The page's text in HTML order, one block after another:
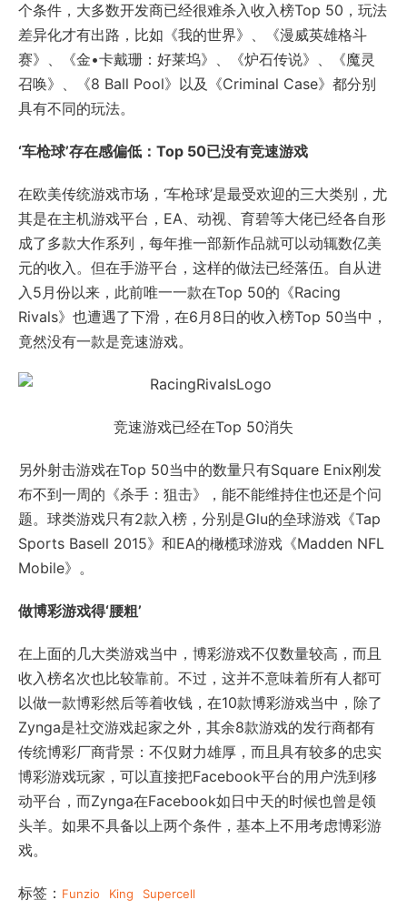
个条件，大多数开发商已经很难杀入收入榜Top 50，玩法
差异化才有出路，比如《我的世界》、《漫威英雄格斗
赛》、《金•卡戴珊：好莱坞》、《炉石传说》、《魔灵
召唤》、《8 Ball Pool》以及《Criminal Case》都分别
具有不同的玩法。
‘车枪球’存在感偏低：Top 50已没有竞速游戏
在欧美传统游戏市场，‘车枪球’是最受欢迎的三大类别，尤
其是在主机游戏平台，EA、动视、育碧等大佬已经各自形
成了多款大作系列，每年推一部新作品就可以动辄数亿美
元的收入。但在手游平台，这样的做法已经落伍。自从进
入5月份以来，此前唯一一款在Top 50的《Racing
Rivals》也遭遇了下滑，在6月8日的收入榜Top 50当中，
竟然没有一款是竞速游戏。
竞速游戏已经在Top 50消失
另外射击游戏在Top 50当中的数量只有Square Enix刚发
布不到一周的《杀手：狙击》，能不能维持住也还是个问
题。球类游戏只有2款入榜，分别是Glu的垒球游戏《Tap
Sports Basell 2015》和EA的橄榄球游戏《Madden NFL
Mobile》。
做博彩游戏得‘腰粗’
在上面的几大类游戏当中，博彩游戏不仅数量较高，而且
收入榜名次也比较靠前。不过，这并不意味着所有人都可
以做一款博彩然后等着收钱，在10款博彩游戏当中，除了
Zynga是社交游戏起家之外，其余8款游戏的发行商都有
传统博彩厂商背景：不仅财力雄厚，而且具有较多的忠实
博彩游戏玩家，可以直接把Facebook平台的用户洗到移
动平台，而Zynga在Facebook如日中天的时候也曾是领
头羊。如果不具备以上两个条件，基本上不用考虑博彩游
戏。
标签： Funzio King Supercell